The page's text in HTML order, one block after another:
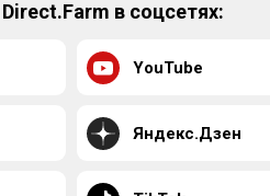
в соцсетях:
YouTube
Яндекс.Дзен